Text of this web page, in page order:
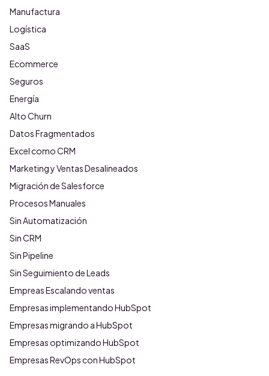
Manufactura
Logística
SaaS
Ecommerce
Seguros
Energía
Alto Churn
Datos Fragmentados
Excel como CRM
Marketing y Ventas Desalineados
Migración de Salesforce
Procesos Manuales
Sin Automatización
Sin CRM
Sin Pipeline
Sin Seguimiento de Leads
Empreas Escalando ventas
Empresas implementando HubSpot
Empresas migrando a HubSpot
Empresas optimizando HubSpot
Empresas RevOps con HubSpot